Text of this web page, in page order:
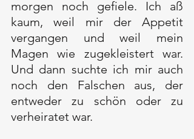
morgen noch gefiele. Ich aß
kaum, weil mir der Appetit
vergangen und weil mein
Magen wie zugekleistert war.
Und dann suchte ich mir auch
noch den Falschen aus, der
entweder zu schön oder zu
verheiratet war.